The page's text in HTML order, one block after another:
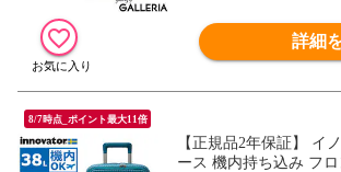
詳細
8/7時点_ポイント最大11倍
【正規品2年保証】 イ
ース 機内持ち込み フロ